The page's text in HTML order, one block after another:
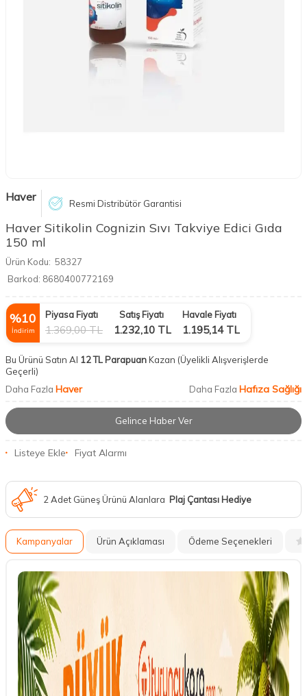
Haver Resmi Distribütör Garantisi
Haver Sitikolin Cognizin Sıvı Takviye Edici Gıda
150 ml
Ürün Kodu: 58327
Barkod: 8680400772169
%10
İndirim
Piyasa Fiyatı
1.369,00TL
Satış Fiyatı
1.232,10 TL
Havale Fiyatı
1.195,14TL
Bu Ürünü Satın Al 12 TL ParapuanKazan (Üyelikli Alışverişlerde
Geçerli)
Daha Fazla Haver Daha Fazla Hafıza Sağlığı
Gelince Haber Ver
Listeye Ekle Fiyat Alarmı
2 Adet Güneş Ürünü Alanlara Plaj Çantası Hediye
Kampanyalar Ürün Açıklaması Ödeme Seçenekleri